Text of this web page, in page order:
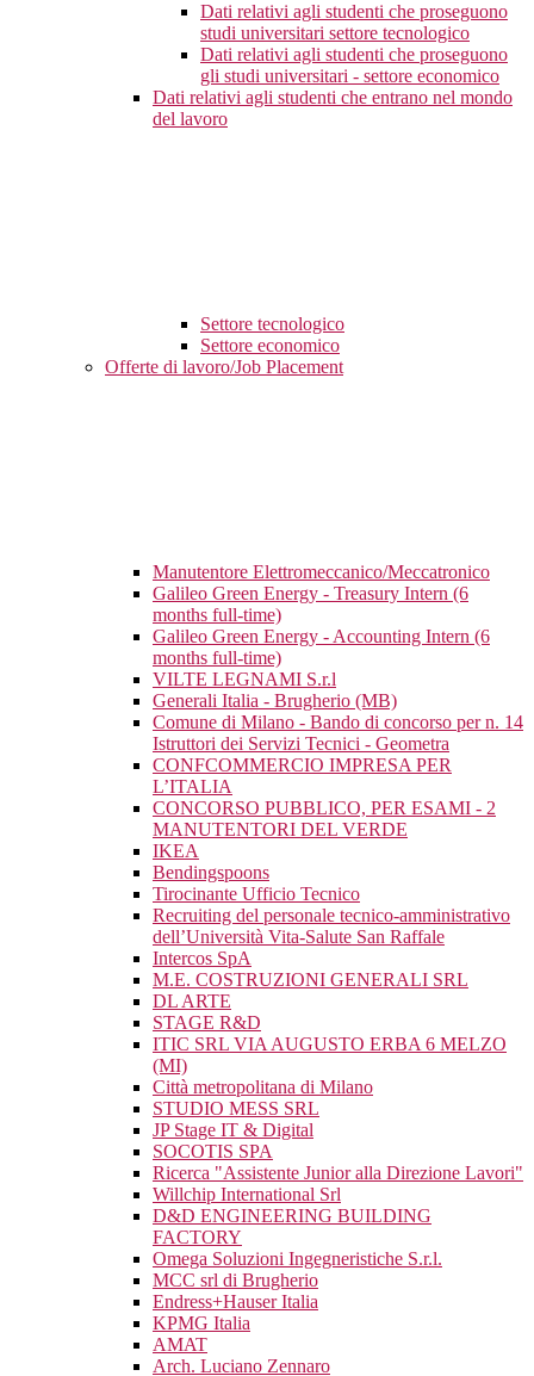
Dati relativi agli studenti che proseguono
studi universitari settore tecnologico
Dati relativi agli studenti che proseguono
gli studi universitari - settore economico
Dati relativi agli studenti che entrano nel mondo
del lavoro
Settore tecnologico
Settore economico
Offerte di lavoro/Job Placement
Manutentore Elettromeccanico/Meccatronico
Galileo Green Energy - Treasury Intern (6
months full-time)
Galileo Green Energy - Accounting Intern (6
months full-time)
VILTE LEGNAMI S.r.l
Generali Italia - Brugherio (MB)
Comune di Milano - Bando di concorso per n. 14
Istruttori dei Servizi Tecnici - Geometra
CONFCOMMERCIO IMPRESA PER
L’ITALIA
CONCORSO PUBBLICO, PER ESAMI - 2
MANUTENTORI DEL VERDE
IKEA
Bendingspoons
Tirocinante Ufficio Tecnico
Recruiting del personale tecnico-amministrativo
dell’Università Vita-Salute San Raffale
Intercos SpA
M.E. COSTRUZIONI GENERALI SRL
DL ARTE
STAGE R&D
ITIC SRL VIA AUGUSTO ERBA 6 MELZO
(MI)
Città metropolitana di Milano
STUDIO MESS SRL
JP Stage IT & Digital
SOCOTIS SPA
Ricerca "Assistente Junior alla Direzione Lavori"
Willchip International Srl
D&D ENGINEERING BUILDING
FACTORY
Omega Soluzioni Ingegneristiche S.r.l.
MCC srl di Brugherio
Endress+Hauser Italia
KPMG Italia
AMAT
Arch. Luciano Zennaro